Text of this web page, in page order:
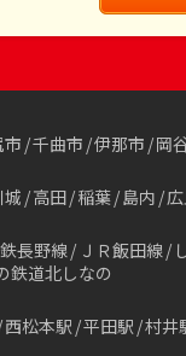
千曲市 伊那市 岡
城 高田 稲葉 島内
長野線 ＪＲ飯田線
鉄道北しなの
西松本駅 平田駅 村井